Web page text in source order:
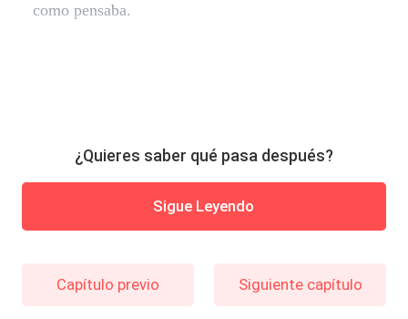
como pensaba.
¿Quieres saber qué pasa después?
Sigue Leyendo
Capítulo previo Siguiente capítulo